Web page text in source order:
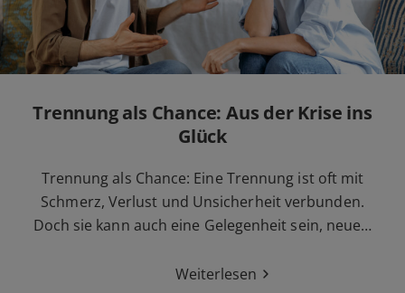
Trennung als Chance: Aus der Krise ins
Glück
Trennung als Chance: Eine Trennung ist oft mit
Schmerz, Verlust und Unsicherheit verbunden.
Doch sie kann auch eine Gelegenheit sein, neue…
Weiterlesen